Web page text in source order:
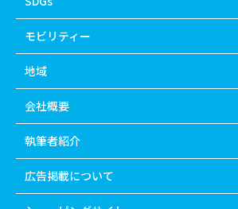
モビリティー
地域
会社概要
執筆者紹介
広告掲載について